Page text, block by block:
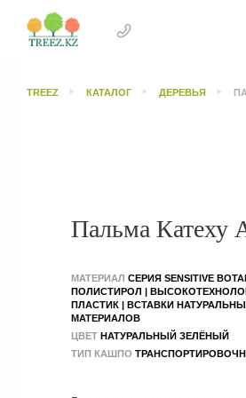
TREEZ КАТАЛОГ ДЕРЕВЬЯ
Пальма Катеху
МАТЕРИАЛ СЕРИЯ SENSITIVE
ПОЛИСТИРОЛ |
ПЛАСТИК | ВСТАВКИ
МАТЕРИАЛОВ
ЦВЕТ НАТУРАЛЬНЫЙ ЗЕЛЁНЫЙ
ТИП КАШПО